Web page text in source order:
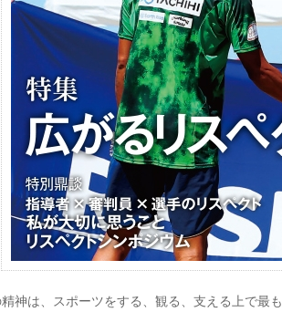
神は、スポーツをする、観る、支える上で最